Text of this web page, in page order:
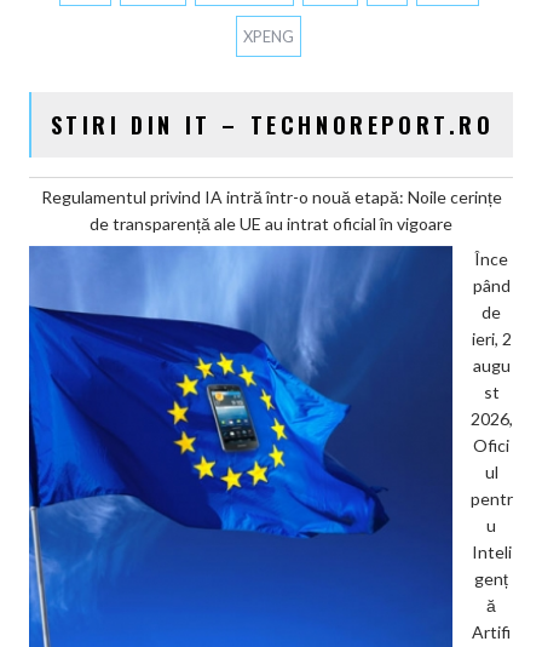
XPENG
STIRI DIN IT – TECHNOREPORT.RO
Regulamentul privind IA intră într-o nouă etapă: Noile cerințe
de transparență ale UE au intrat oficial în vigoare
Înce
pând
de
ieri, 2
augu
st
2026,
Ofici
ul
pentr
u
Inteli
genț
ă
Artifi